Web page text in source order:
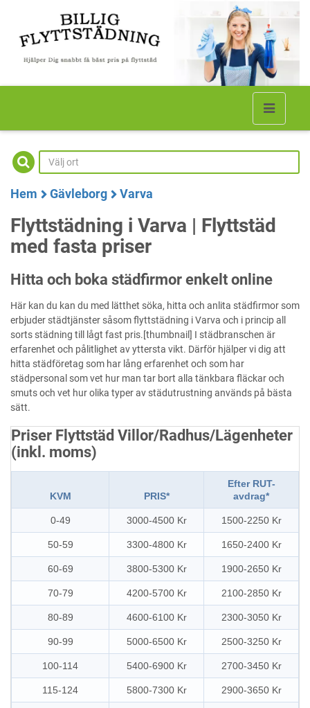
Hem Gävleborg Varva
Flyttstädning i Varva | Flyttstäd
med fasta priser
Hitta och boka städfirmor enkelt online
Här kan du kan du med lätthet söka, hitta och anlita städfirmor som
erbjuder städtjänster såsom flyttstädning i Varva och i princip all
sorts städning till lågt fast pris.[thumbnail] I städbranschen är
erfarenhet och pålitlighet av yttersta vikt. Därför hjälper vi dig att
hitta städföretag som har lång erfarenhet och som har
städpersonal som vet hur man tar bort alla tänkbara fläckar och
smuts och vet hur olika typer av städutrustning används på bästa
sätt.
Priser Flyttstäd Villor/Radhus/Lägenheter
(inkl. moms)
KVM PRIS*
Efter RUT-
avdrag*
0-49 3000-4500 Kr 1500-2250 Kr
50-59 3300-4800 Kr 1650-2400 Kr
60-69 3800-5300 Kr 1900-2650 Kr
70-79 4200-5700 Kr 2100-2850 Kr
80-89 4600-6100 Kr 2300-3050 Kr
90-99 5000-6500 Kr 2500-3250 Kr
100-114 5400-6900 Kr 2700-3450 Kr
115-124 5800-7300 Kr 2900-3650 Kr